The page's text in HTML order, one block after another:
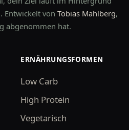
Entwickelt von Tobias Mahlberg,
abgenommen hat.
ERNÄHRUNGSFORMEN
Low Carb
High Protein
Vegetarisch